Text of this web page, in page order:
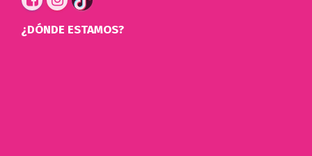
¿DÓNDE ESTAMOS?